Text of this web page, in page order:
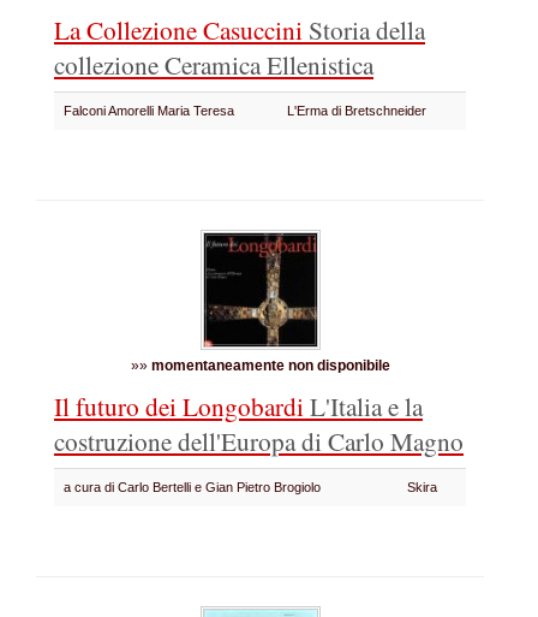
La Collezione Casuccini Storia della
collezione Ceramica Ellenistica
Falconi Amorelli Maria Teresa L'Erma di Bretschneider
»» momentaneamente non disponibile
Il futuro dei LongobardiL'Italia e la
costruzione dell'Europa di Carlo Magno
a cura di Carlo Bertelli e Gian Pietro Brogiolo Skira